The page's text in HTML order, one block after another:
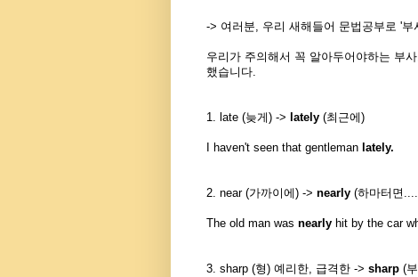
-> 여러분, 우리 새해들어 문법공부로 '
우리가 주의해서 꼭 알아두어야하는 부
했습니다.
1. late (늦게) -> lately (최근에)
I haven't seen that gentleman lately.
2. near (가까이에) -> nearly (하마터면
The old man was nearly hit by the car
3. sharp (형) 예리한, 급격한 -> sharp (